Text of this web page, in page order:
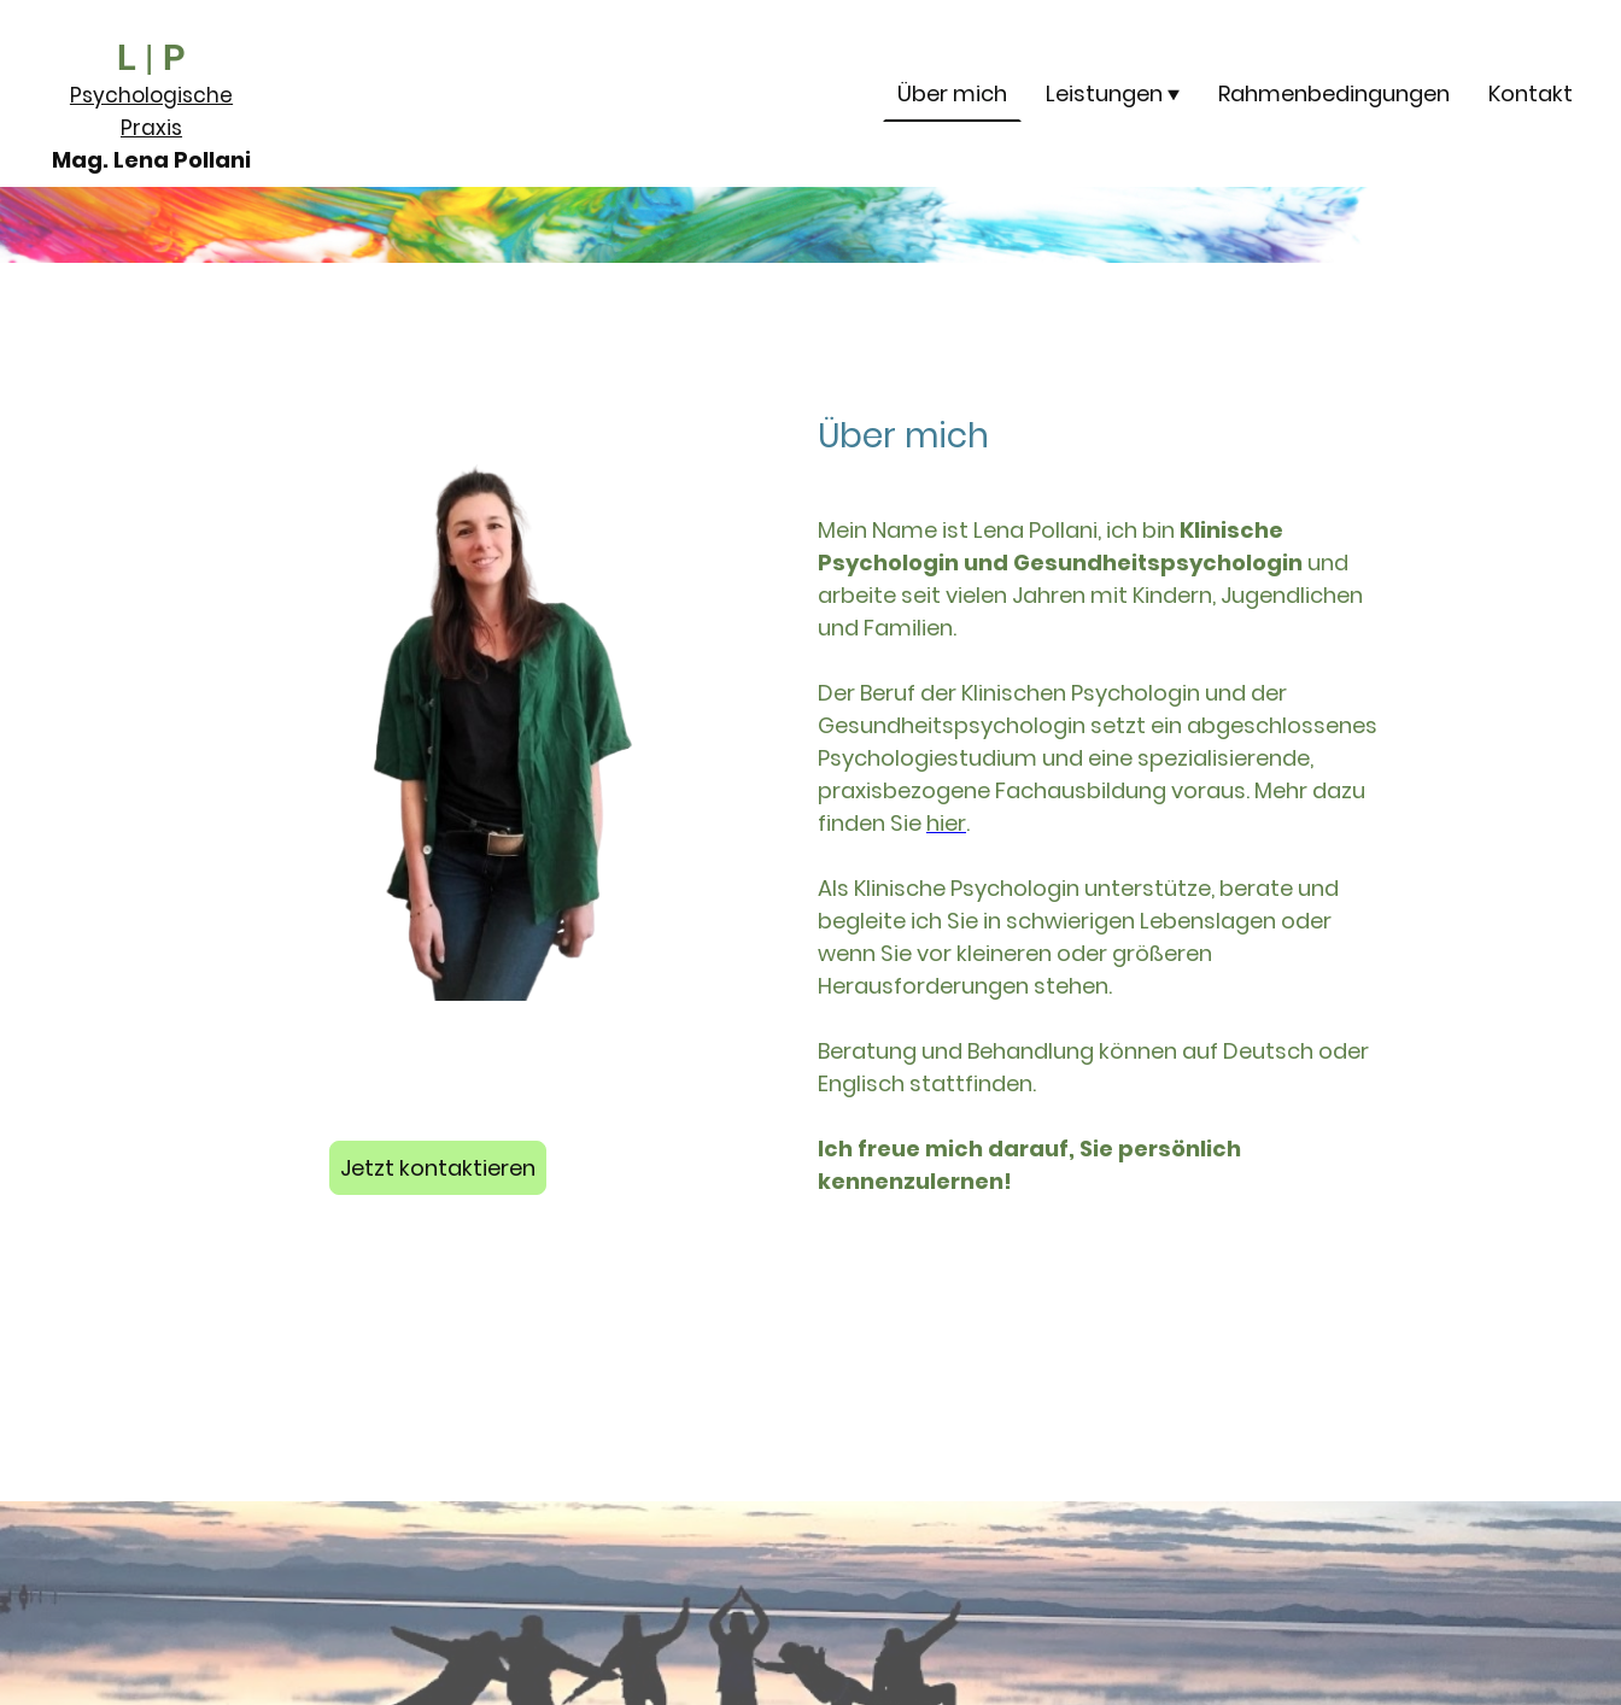
L | P
Psychologische
Praxis
Mag. Lena Pollani
Über mich Leistungen Rahmenbedingungen Kontakt
Über mich
Mein Name ist Lena Pollani, ich bin Klinische
Psychologin und Gesundheitspsychologin und
arbeite seit vielen Jahren mit Kindern, Jugendlichen
und Familien.
Der Beruf der Klinischen Psychologin und der
Gesundheitspsychologin setzt ein abgeschlossenes
Psychologiestudium und eine spezialisierende,
praxisbezogene Fachausbildung voraus. Mehr dazu
finden Sie hier.
Als Klinische Psychologin unterstütze, berate und
begleite ich Sie in schwierigen Lebenslagen oder
wenn Sie vor kleineren oder größeren
Herausforderungen stehen.
Beratung und Behandlung können auf Deutsch oder
Englisch stattfinden.
Ich freue mich darauf, Sie persönlich
kennenzulernen!
Jetzt kontaktieren